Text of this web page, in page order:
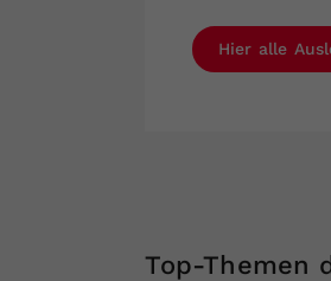
Hier alle
Top-Themen